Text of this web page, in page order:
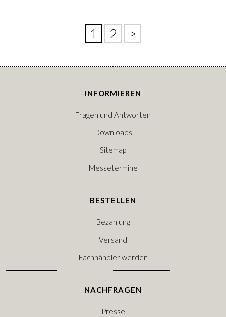
1 2 >
INFORMIEREN
Fragen und Antworten
Downloads
Sitemap
Messetermine
BESTELLEN
Bezahlung
Versand
Fachhändler werden
NACHFRAGEN
Presse